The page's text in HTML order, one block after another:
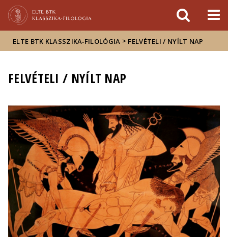
sajtóban
ELTE BTK KLASSZIKA‑FILOLÓGIA > FELVÉTELI / NYÍLT NAP
FELVÉTELI / NYÍLT NAP